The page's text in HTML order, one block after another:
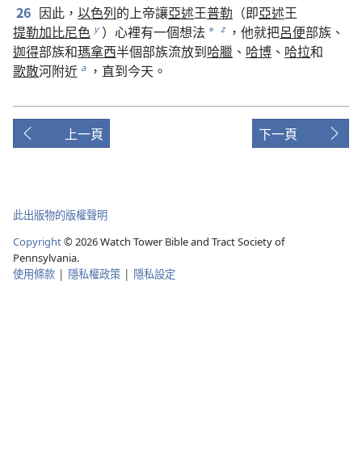
26 因此 ， 以色列的上帝讓亞述王普勒 （即亞述王
提勒加比尼色 y ） 心裡有一個想法 * z ， 他就把呂便部族 、
迦得部族和瑪拿西半個部族流放到哈臘 、 哈博 、 哈拉和
歌散河附近 a ， 直到今天 。
上一頁 下一頁
此出版物的版權聲明
Copyright© 2026Watch Tower Bible and Tract Society of
Pennsylvania.
使用條款 | 隱私權政策 | 隱私設定